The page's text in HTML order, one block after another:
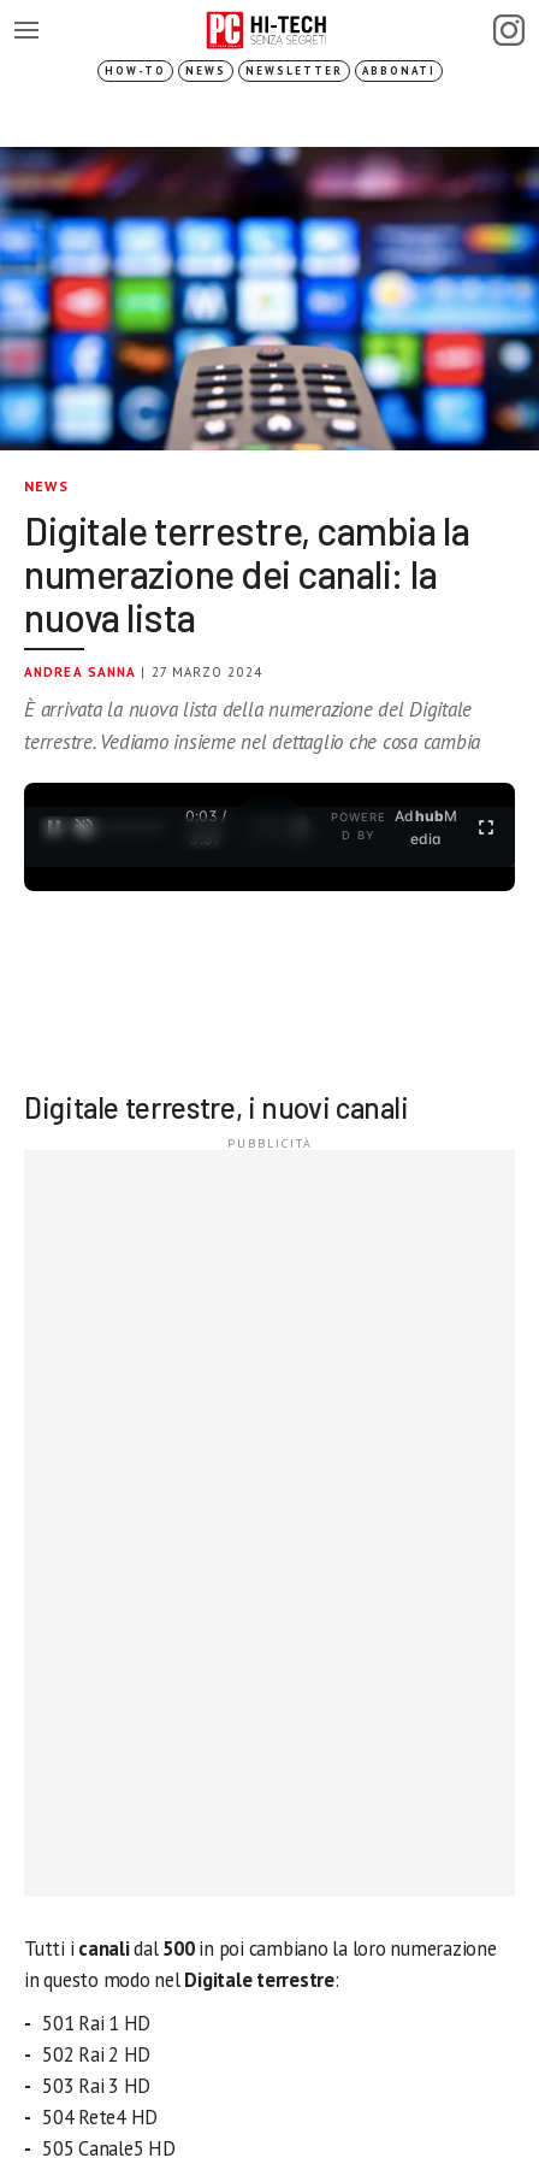
HOW-TO NEWS NEWSLETTER ABBONATI
NEWS
Digitale terrestre, cambia la
numerazione dei canali: la
nuova lista
ANDREA SANNA | 27 MARZO 2024
È arrivata la nuova lista della numerazione del Digitale
terrestre. Vediamo insieme nel dettaglio che cosa cambia
0:04 /
3:37
POWERE
D BY
AdhubM
edia
Digitale terrestre, i nuovi canali
Tutti i canalidal500in poi cambiano la loro numerazione
in questo modo nelDigitale terrestre:
501 Rai 1 HD
502 Rai 2 HD
503 Rai 3 HD
504 Rete4 HD
505 Canale5 HD